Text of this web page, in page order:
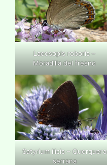
Laeosopis roboris –
Moradilla del fresno
Satyrium ilicis – Querquera
serrana